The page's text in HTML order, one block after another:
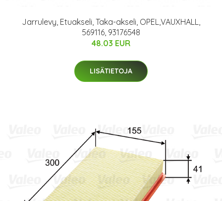
Jarrulevy, Etuakseli, Taka-akseli, OPEL,VAUXHALL,
569116, 93176548
48.03 EUR
LISÄTIETOJA